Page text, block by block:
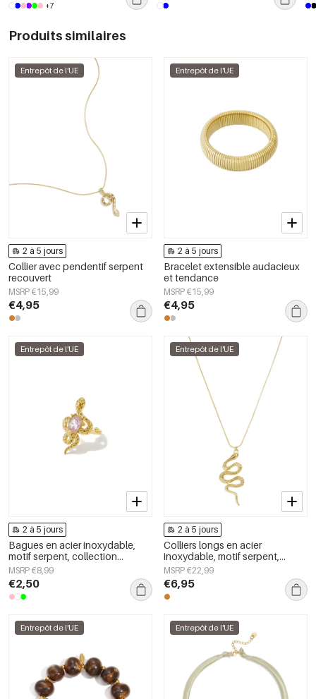
+7
Produits similaires
Entrepôt de l'UE
2 à 5 jours
Collier avec pendentif serpent
recouvert
MSRP €15,99
€4,95
Entrepôt de l'UE
2 à 5 jours
Bracelet extensible audacieux
et tendance
MSRP €15,99
€4,95
Entrepôt de l'UE
2 à 5 jours
Bagues en acier inoxydable,
motif serpent, collection
classique et luxueuse pour
femmes, idéales pour les fêtes
et les soirées.
MSRP €8,99
€2,50
Entrepôt de l'UE
2 à 5 jours
Colliers longs en acier
inoxydable, motif serpent,
collection Daily Simple, bijoux
pour femmes
MSRP €22,99
€6,95
Entrepôt de l'UE Entrepôt de l'UE